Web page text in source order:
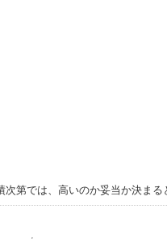
第では、高いのか妥当か決まる